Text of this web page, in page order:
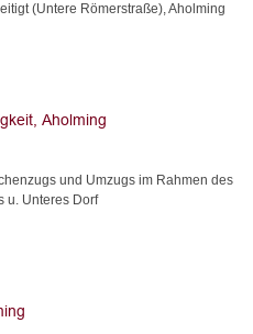
(Untere Römerstraße), Aholming
und Umzugs im Rahmen des
u. Unteres Dorf